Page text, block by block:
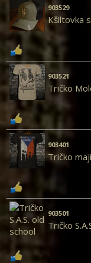
903529
Kšiltovka
903521
Tričko
903401
Tričko
903501
Tričko